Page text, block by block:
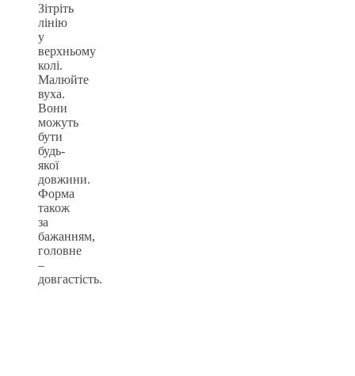
Зітріть
лінію
у
верхньому
колі.
Малюйте
вуха.
Вони
можуть
бути
будь-
якої
довжини.
Форма
також
за
бажанням,
головне
–
довгастість.